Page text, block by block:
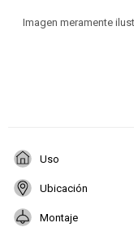
Imagen meramente
Uso
Ubicación
Montaje